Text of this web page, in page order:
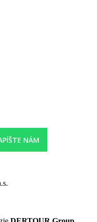
poplatok)
vodou pre deti a
izba zadarmo, osušky
záloha)
animačné programy
NÁM